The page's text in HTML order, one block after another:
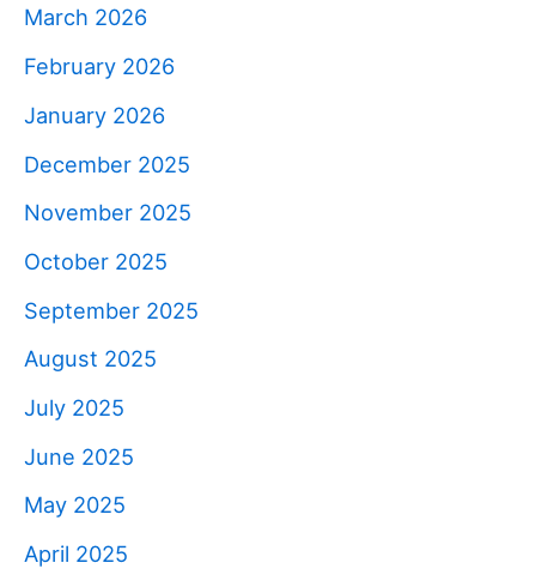
March 2026
February 2026
January 2026
December 2025
November 2025
October 2025
September 2025
August 2025
July 2025
June 2025
May 2025
April 2025